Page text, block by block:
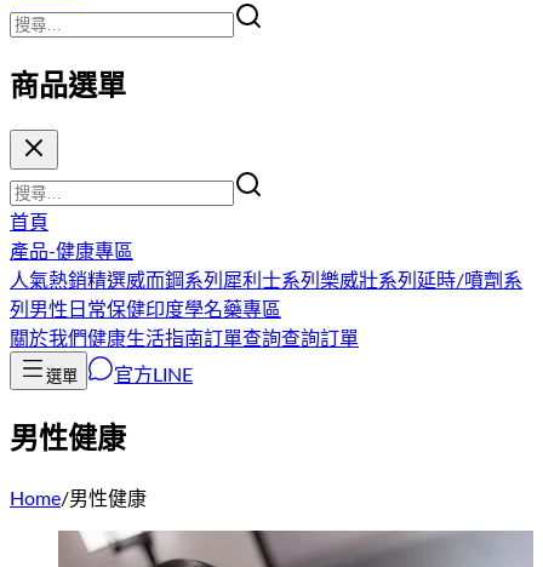
商品選單
首頁
產品-健康專區
人氣熱銷精選威而鋼系列 犀利士系列 樂威壯系列 延時/噴劑系
列 男性日常保健印度學名藥專區
關於我們健康生活指南訂單查詢查詢訂單
選單 官方LINE
男性健康
Home/男性健康